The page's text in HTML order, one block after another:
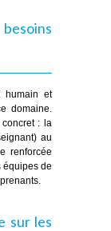
humain et
domaine.
: la
au
renforcée
équipes de
sur les